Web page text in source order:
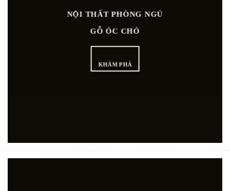
NỘI THẤT PHÒNG NGỦ
GỖ ÓC CHÓ
KHÁM PHÁ